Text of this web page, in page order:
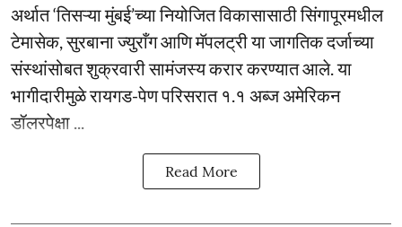
अर्थात ‘तिसऱ्या मुंबई’च्या नियोजित विकासासाठी सिंगापूरमधील
टेमासेक, सुरबाना ज्युराँग आणि मॅपलट्री या जागतिक दर्जाच्या
संस्थांसोबत शुक्रवारी सामंजस्य करार करण्यात आले. या
भागीदारीमुळे रायगड-पेण परिसरात १.१ अब्ज अमेरिकन
डॉलरपेक्षा ...
Read More